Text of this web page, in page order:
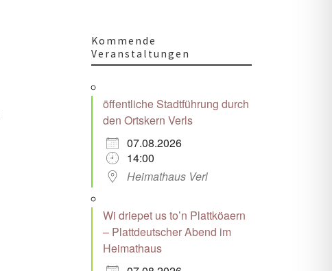
Office 365 Outlook Live
Kommende
Veranstaltungen
öffentliche Stadtführung durch
den Ortskern Verls
07.08.2026
14:00
Heimathaus Verl
Wi driepet us to’n Plattköaern
– Plattdeutscher Abend im
Heimathaus